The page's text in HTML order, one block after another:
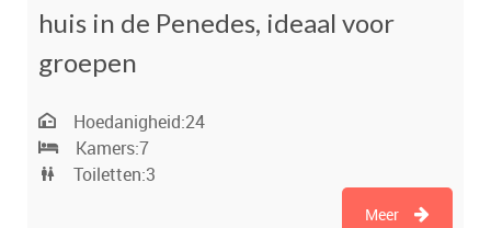
huis in de Penedes, ideaal voor
groepen
Hoedanigheid:24
Kamers:7
Toiletten:3
Meer